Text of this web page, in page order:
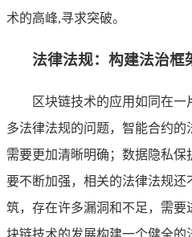
术的高峰,寻求突破。
法律法规：构建法治框
区块链技术的应用如同在
多法律法规的问题，智能合约的
需要更加清晰明确；数据隐私
要不断加强，相关的法律法规
筑，存在许多漏洞和不足，需要
块链技术的发展构建一个健全的